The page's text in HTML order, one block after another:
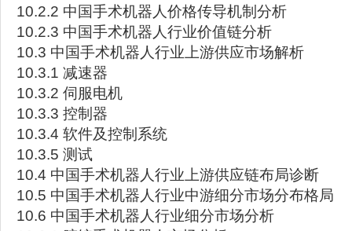
10.2.2 中国手术机器人价格传导机制分析
10.2.3 中国手术机器人行业价值链分析
10.3 中国手术机器人行业上游供应市场解析
10.3.1 减速器
10.3.2 伺服电机
10.3.3 控制器
10.3.4 软件及控制系统
10.3.5 测试
10.4 中国手术机器人行业上游供应链布局诊断
10.5 中国手术机器人行业中游细分市场分布格局
10.6 中国手术机器人行业细分市场分析